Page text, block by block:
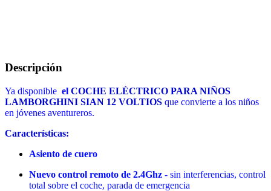
Descripción
Ya disponible el COCHE ELÉCTRICO PARA NIÑOS
LAMBORGHINI SIAN 12 VOLTIOS que convierte a los niños
en jóvenes aventureros.
Características:
Asiento de cuero
Nuevo control remoto de 2.4Ghz - sin interferencias, control
total sobre el coche, parada de emergencia